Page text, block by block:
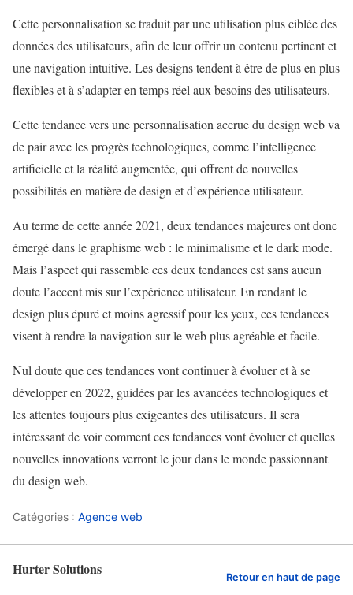
Cette personnalisation se traduit par une utilisation plus ciblée des
données des utilisateurs, afin de leur offrir un contenu pertinent et
une navigation intuitive. Les designs tendent à être de plus en plus
flexibles et à s’adapter en temps réel aux besoins des utilisateurs.
Cette tendance vers une personnalisation accrue du design web va
de pair avec les progrès technologiques, comme l’intelligence
artificielle et la réalité augmentée, qui offrent de nouvelles
possibilités en matière de design et d’expérience utilisateur.
Au terme de cette année 2021, deux tendances majeures ont donc
émergé dans le graphisme web : le minimalisme et le dark mode.
Mais l’aspect qui rassemble ces deux tendances est sans aucun
doute l’accent mis sur l’expérience utilisateur. En rendant le
design plus épuré et moins agressif pour les yeux, ces tendances
visent à rendre la navigation sur le web plus agréable et facile.
Nul doute que ces tendances vont continuer à évoluer et à se
développer en 2022, guidées par les avancées technologiques et
les attentes toujours plus exigeantes des utilisateurs. Il sera
intéressant de voir comment ces tendances vont évoluer et quelles
nouvelles innovations verront le jour dans le monde passionnant
du design web.
Catégories : Agence web
Hurter Solutions Retour en haut de page